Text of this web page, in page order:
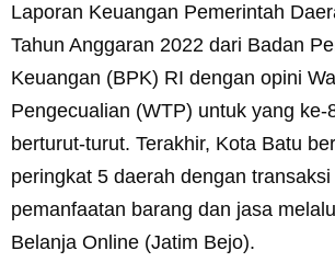
Laporan Keuangan Pemerintah
Tahun Anggaran 2022 dari Badan
Keuangan (BPK) RI dengan opini
Pengecualian (WTP) untuk yang ke-
berturut-turut. Terakhir, Kota Batu
peringkat 5 daerah dengan
pemanfaatan barang dan jasa
Belanja Online (Jatim Bejo).